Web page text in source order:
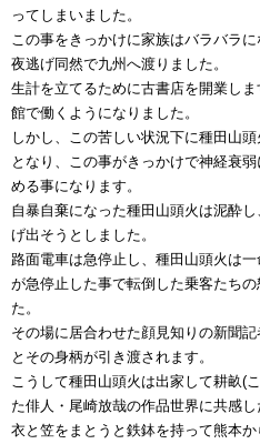
ってしまいました。
この事をきっかけに家族はバラバラ
夜逃げ同然で九州へ渡りました。
生計を立てるために古書店を開業し
館で働くようになりました。
しかし、この苦しい状況下に種田山
となり、この事がきっかけで神経衰
める事になります。
自暴自棄になった種田山頭火は泥酔
げ出そうとしました。
路面電車は急停止し、種田山頭火は
が急停止した事で転倒した乗客たち
た。
その場に居合わせた顔見知りの新聞
とその身柄が引き渡されます。
こうして種田山頭火は出家して耕畝(
た俳人・尾崎放哉の作品世界に共感
衣と笠をまとうと鉄鉢を持って熊本か